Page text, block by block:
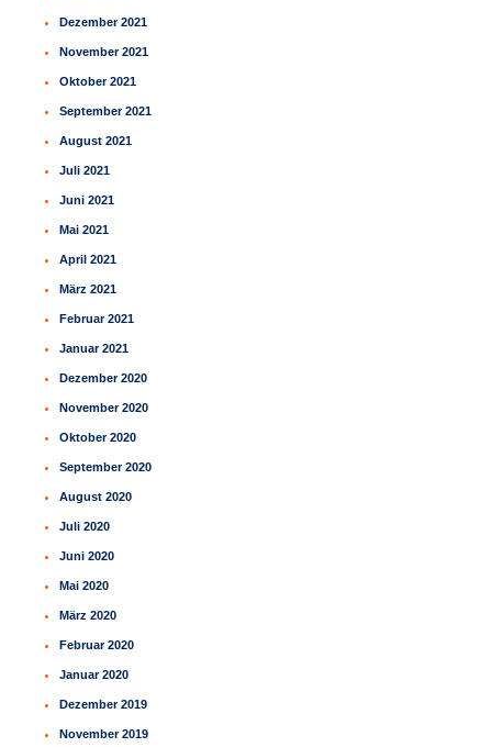
Dezember 2021
November 2021
Oktober 2021
September 2021
August 2021
Juli 2021
Juni 2021
Mai 2021
April 2021
März 2021
Februar 2021
Januar 2021
Dezember 2020
November 2020
Oktober 2020
September 2020
August 2020
Juli 2020
Juni 2020
Mai 2020
März 2020
Februar 2020
Januar 2020
Dezember 2019
November 2019